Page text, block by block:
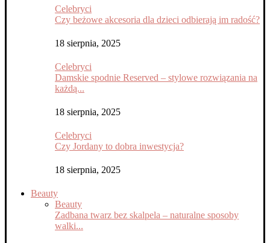
Celebryci
Czy beżowe akcesoria dla dzieci odbierają im radość?
18 sierpnia, 2025
Celebryci
Damskie spodnie Reserved – stylowe rozwiązania na
każdą...
18 sierpnia, 2025
Celebryci
Czy Jordany to dobra inwestycja?
18 sierpnia, 2025
Beauty
Beauty
Zadbana twarz bez skalpela – naturalne sposoby
walki...